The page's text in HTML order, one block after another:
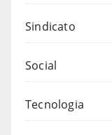
Sindicato
Social
Tecnologia